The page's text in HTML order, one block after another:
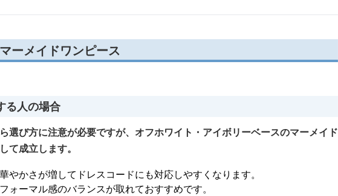
ーメイドワンピース
る人の場合
選び方に注意が必要ですが、オフホワイト・アイボリーベースのマーメイド
て成立します。
やかさが増してドレスコードにも対応しやすくなります。
ーマル感のバランスが取れておすすめです。